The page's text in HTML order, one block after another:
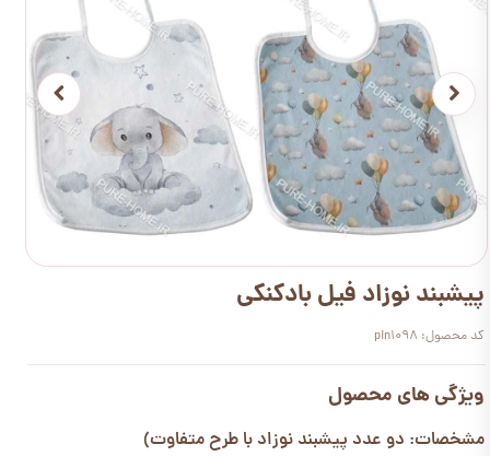
پیشبند نوزاد فیل بادکنکی
کد محصول: pin1098
ویژگی های محصول
مشخصات: دو عدد پیشبند نوزاد با طرح متفاوت)